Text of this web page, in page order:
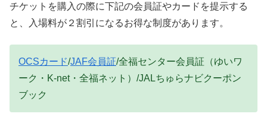
チケットを購入の際に下記の会員証やカードを提示する
と、入場料が２割引になるお得な制度があります。
OCSカード/JAF会員証/全福センター会員証（ゆいワ
ーク・K-net・全福ネット）/JALちゅらナビクーポン
ブック